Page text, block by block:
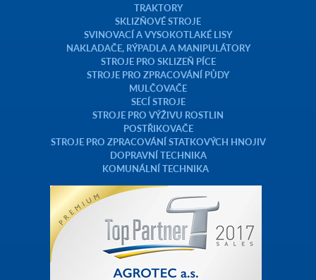
TRAKTORY
SKLIZŇOVÉ STROJE
SVINOVACÍ A VYSOKOTLAKÉ LISY
NAKLADAČE, RÝPADLA A MANIPULÁTORY
STROJE PRO SKLIZEŇ PÍCE
STROJE PRO ZPRACOVÁNÍ PŮDY
MULČOVAČE
SECÍ STROJE
STROJE PRO VÝŽIVU ROSTLIN
POSTŘIKOVAČE
STROJE PRO ZPRACOVÁNÍ STATKOVÝCH HNOJIV
DOPRAVNÍ TECHNIKA
KOMUNÁLNÍ TECHNIKA